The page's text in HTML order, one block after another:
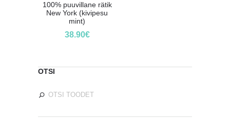
100% puuvillane rätik
New York (kivipesu
mint)
38.90€
OTSI